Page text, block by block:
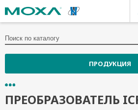
ПРОДУКЦИЯ
ПРЕОБРАЗОВАТЕЛЬ